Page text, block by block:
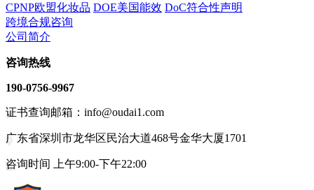
CPNP欧盟化妆品 DOE美国能效 DoC符合性声明
跨境合规咨询
公司简介
咨询热线
190-0756-9967
证书查询邮箱：info@oudai1.com
广东省深圳市龙华区民治大道468号金华大厦1701
咨询时间 上午9:00-下午22:00